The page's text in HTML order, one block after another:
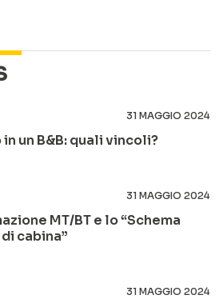
31 MAGGIO 2024
un B&B: quali vincoli?
31 MAGGIO 2024
MT/BT e lo “Schema
cabina”
31 MAGGIO 2024